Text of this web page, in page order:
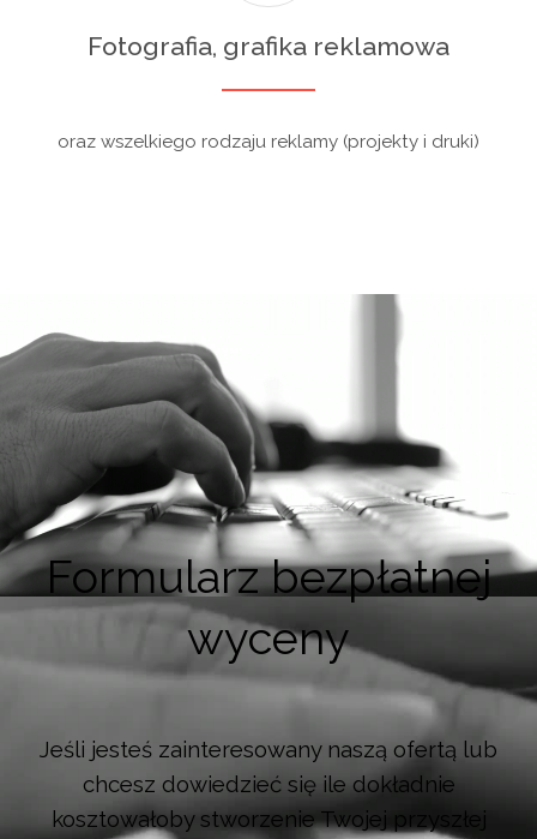
Fotografia, grafika reklamowa
oraz wszelkiego rodzaju reklamy (projekty i druki)
Formularz bezpłatnej
wyceny
Jeśli jesteś zainteresowany naszą ofertą lub
chcesz dowiedzieć się ile dokładnie
kosztowałoby stworzenie Twojej przyszłej